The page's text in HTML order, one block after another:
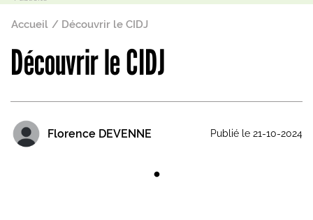
Fil d'Ariane
Accueil Découvrir le CIDJ
Découvrir le CIDJ
Florence DEVENNE Publié le 21-10-2024